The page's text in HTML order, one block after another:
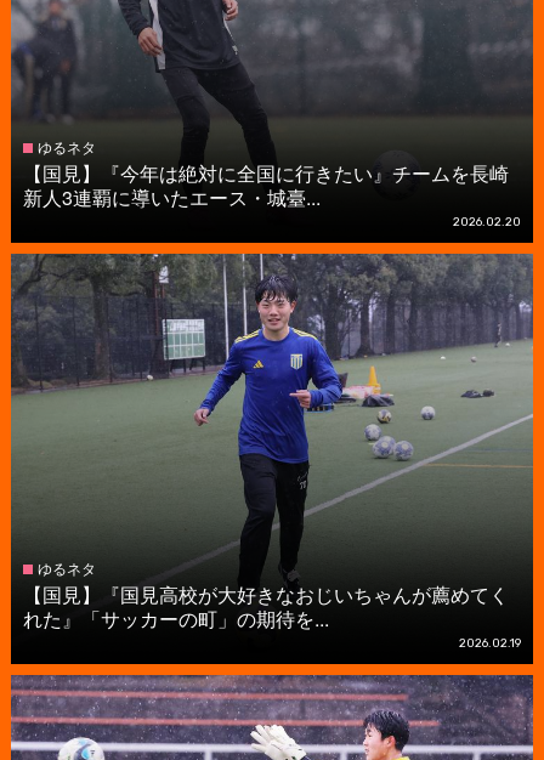
ゆるネタ
【国見】『今年は絶対に全国に行きたい』チームを長崎
新人3連覇に導いたエース・城臺...
2026.02.20
ゆるネタ
【国見】『国見高校が大好きなおじいちゃんが薦めてく
れた』「サッカーの町」の期待を...
2026.02.19